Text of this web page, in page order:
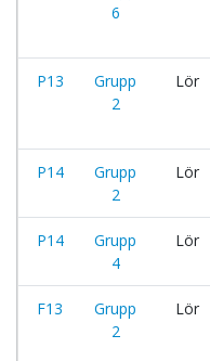
6
P13
Grupp
2
Lör
P14
Grupp
2
Lör
P14
Grupp
4
Lör
F13
Grupp
2
Lör